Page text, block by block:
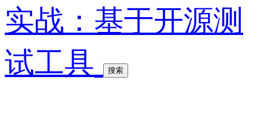
实战：基于开源测
试工具
搜索